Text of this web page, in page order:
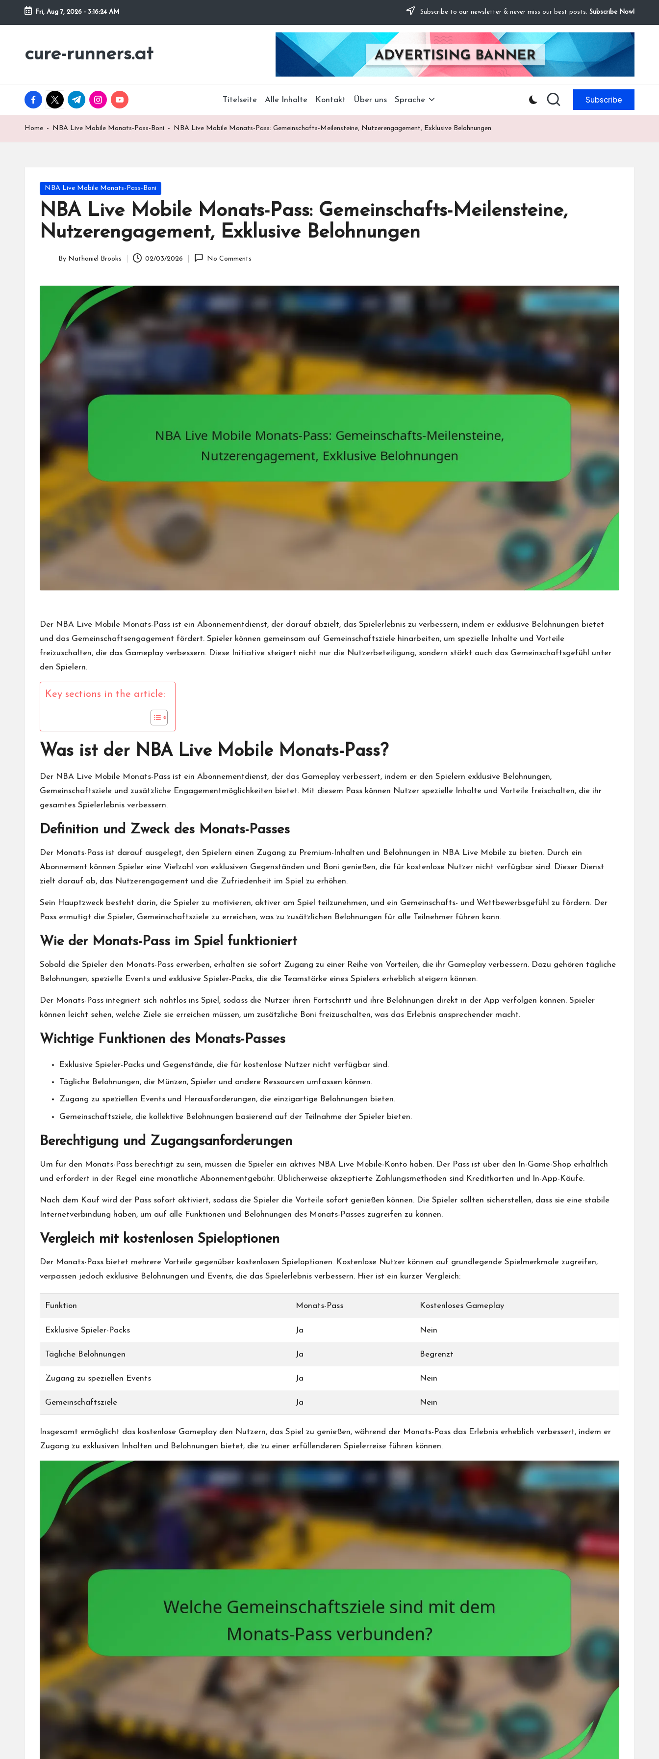
Skip
content
Fri, Aug 7, 2026 - 3:16:25 AM Subscribe to our newsletter & never miss our best posts. Subscribe Now!
cure-runners.at
facebook.com
twitter.com
t.me instagram.com
youtube.com Titelseite Alle Inhalte Kontakt Über uns Sprache Subscribe
Home - NBA Live Mobile Monats-Pass-Boni - NBA Live Mobile Monats-Pass: Gemeinschafts-Meilensteine, Nutzerengagement, Exklusive Belohnungen
Posted
in
NBA Live Mobile Monats-Pass-Boni
NBA Live Mobile Monats-Pass: Gemeinschafts-Meilensteine,
Nutzerengagement, Exklusive Belohnungen
By Nathaniel Brooks 02/03/2026 No Comments
Der NBA Live Mobile Monats-Pass ist ein Abonnementdienst, der darauf abzielt, das Spielerlebnis zu verbessern, indem er exklusive Belohnungen bietet
und das Gemeinschaftsengagement fördert. Spieler können gemeinsam auf Gemeinschaftsziele hinarbeiten, um spezielle Inhalte und Vorteile
freizuschalten, die das Gameplay verbessern. Diese Initiative steigert nicht nur die Nutzerbeteiligung, sondern stärkt auch das Gemeinschaftsgefühl unter
den Spielern.
Key sections in the article:
Was ist der NBA Live Mobile Monats-Pass?
Der NBA Live Mobile Monats-Pass ist ein Abonnementdienst, der das Gameplay verbessert, indem er den Spielern exklusive Belohnungen,
Gemeinschaftsziele und zusätzliche Engagementmöglichkeiten bietet. Mit diesem Pass können Nutzer spezielle Inhalte und Vorteile freischalten, die ihr
gesamtes Spielerlebnis verbessern.
Definition und Zweck des Monats-Passes
Der Monats-Pass ist darauf ausgelegt, den Spielern einen Zugang zu Premium-Inhalten und Belohnungen in NBA Live Mobile zu bieten. Durch ein
Abonnement können Spieler eine Vielzahl von exklusiven Gegenständen und Boni genießen, die für kostenlose Nutzer nicht verfügbar sind. Dieser Dienst
zielt darauf ab, das Nutzerengagement und die Zufriedenheit im Spiel zu erhöhen.
Sein Hauptzweck besteht darin, die Spieler zu motivieren, aktiver am Spiel teilzunehmen, und ein Gemeinschafts- und Wettbewerbsgefühl zu fördern. Der
Pass ermutigt die Spieler, Gemeinschaftsziele zu erreichen, was zu zusätzlichen Belohnungen für alle Teilnehmer führen kann.
Wie der Monats-Pass im Spiel funktioniert
Sobald die Spieler den Monats-Pass erwerben, erhalten sie sofort Zugang zu einer Reihe von Vorteilen, die ihr Gameplay verbessern. Dazu gehören tägliche
Belohnungen, spezielle Events und exklusive Spieler-Packs, die die Teamstärke eines Spielers erheblich steigern können.
Der Monats-Pass integriert sich nahtlos ins Spiel, sodass die Nutzer ihren Fortschritt und ihre Belohnungen direkt in der App verfolgen können. Spieler
können leicht sehen, welche Ziele sie erreichen müssen, um zusätzliche Boni freizuschalten, was das Erlebnis ansprechender macht.
Wichtige Funktionen des Monats-Passes
Exklusive Spieler-Packs und Gegenstände, die für kostenlose Nutzer nicht verfügbar sind.
Tägliche Belohnungen, die Münzen, Spieler und andere Ressourcen umfassen können.
Zugang zu speziellen Events und Herausforderungen, die einzigartige Belohnungen bieten.
Gemeinschaftsziele, die kollektive Belohnungen basierend auf der Teilnahme der Spieler bieten.
Berechtigung und Zugangsanforderungen
Um für den Monats-Pass berechtigt zu sein, müssen die Spieler ein aktives NBA Live Mobile-Konto haben. Der Pass ist über den In-Game-Shop erhältlich
und erfordert in der Regel eine monatliche Abonnementgebühr. Üblicherweise akzeptierte Zahlungsmethoden sind Kreditkarten und In-App-Käufe.
Nach dem Kauf wird der Pass sofort aktiviert, sodass die Spieler die Vorteile sofort genießen können. Die Spieler sollten sicherstellen, dass sie eine stabile
Internetverbindung haben, um auf alle Funktionen und Belohnungen des Monats-Passes zugreifen zu können.
Vergleich mit kostenlosen Spieloptionen
Der Monats-Pass bietet mehrere Vorteile gegenüber kostenlosen Spieloptionen. Kostenlose Nutzer können auf grundlegende Spielmerkmale zugreifen,
verpassen jedoch exklusive Belohnungen und Events, die das Spielerlebnis verbessern. Hier ist ein kurzer Vergleich:
Funktion Monats-Pass Kostenloses Gameplay
Exklusive Spieler-Packs Ja Nein
Tägliche Belohnungen Ja Begrenzt
Zugang zu speziellen Events Ja Nein
Gemeinschaftsziele Ja Nein
Insgesamt ermöglicht das kostenlose Gameplay den Nutzern, das Spiel zu genießen, während der Monats-Pass das Erlebnis erheblich verbessert, indem er
Zugang zu exklusiven Inhalten und Belohnungen bietet, die zu einer erfüllenderen Spielerreise führen können.